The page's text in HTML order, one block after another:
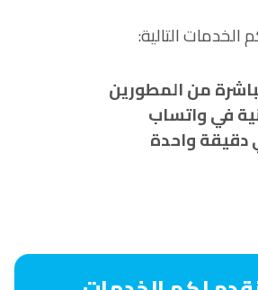
الخدمات التالية:
من المطورين
في واتساب
واحدة